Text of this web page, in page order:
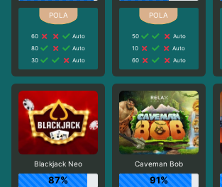
60
Auto
80
Auto
30
Auto
50
Auto
10
Auto
60
Auto
Blackjack Neo
87%
Caveman Bob
91%